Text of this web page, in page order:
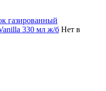
газированный
330 мл ж/б Нет в